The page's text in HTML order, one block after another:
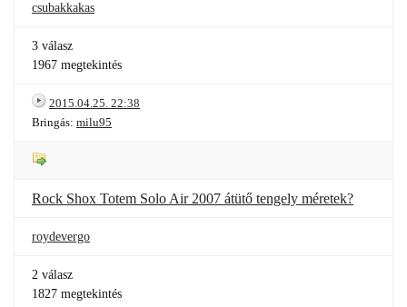
csubakkakas
3 válasz
1967 megtekintés
2015.04.25. 22:38
Bringás: milu95
Rock Shox Totem Solo Air 2007 átütő tengely méretek?
roydevergo
2 válasz
1827 megtekintés